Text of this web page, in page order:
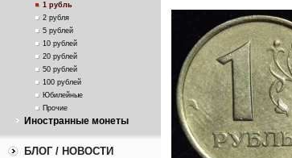
1 рубль
2 рубля
5 рублей
10 рублей
20 рублей
50 рублей
100 рублей
Юбилейные
Прочие
Иностранные монеты
БЛОГ / НОВОСТИ